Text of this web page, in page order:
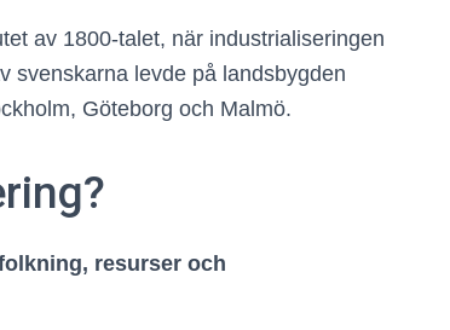
av 1800-talet, när industrialiseringen
svenskarna levde på landsbygden
Göteborg och Malmö.
resurser och